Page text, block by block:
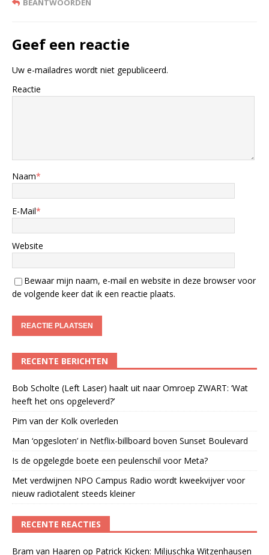
BEANTWOORDEN
Geef een reactie
Uw e-mailadres wordt niet gepubliceerd.
Reactie
Naam*
E-Mail*
Website
Bewaar mijn naam, e-mail en website in deze browser voor
de volgende keer dat ik een reactie plaats.
RECENTE BERICHTEN
Bob Scholte (Left Laser) haalt uit naar Omroep ZWART: ‘Wat
heeft het ons opgeleverd?’
Pim van der Kolk overleden
Man ‘opgesloten’ in Netflix-billboard boven Sunset Boulevard
Is de opgelegde boete een peulenschil voor Meta?
Met verdwijnen NPO Campus Radio wordt kweekvijver voor
nieuw radiotalent steeds kleiner
RECENTE REACTIES
Bram van Haaren op Patrick Kicken: Miljuschka Witzenhausen